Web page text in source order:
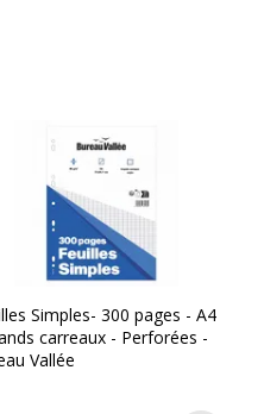
Simples- 300 pages - A4
carreaux - Perforées -
Vallée